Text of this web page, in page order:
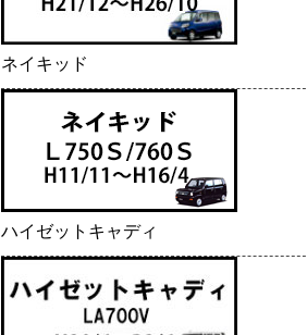
ネイキッド
ハイゼットキャディ